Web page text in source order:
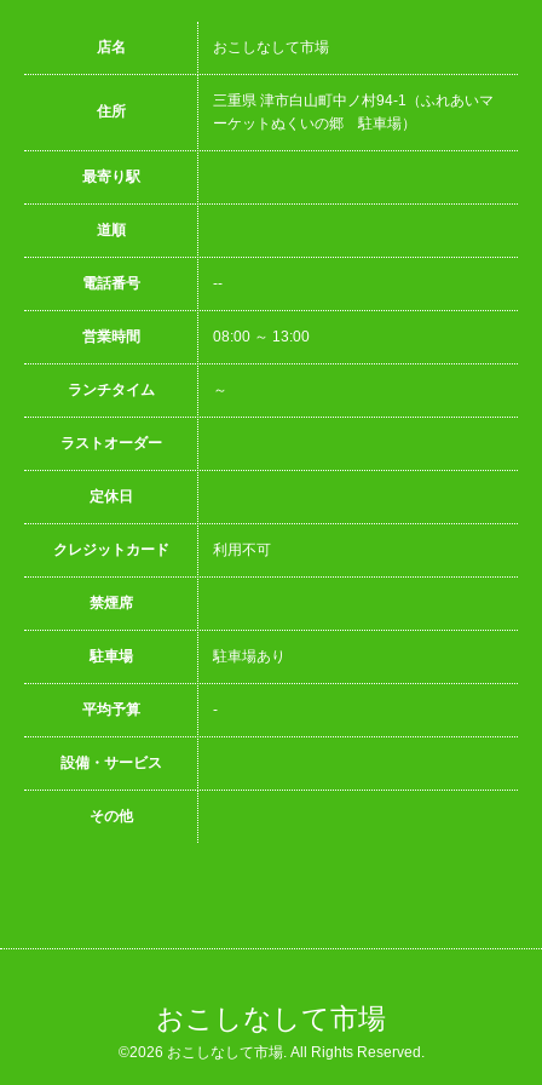
店名 おこしなして市場
住所
三重県 津市白山町中ノ村94-1（ふれあいマ
ーケットぬくいの郷 駐車場）
最寄り駅
道順
電話番号 --
営業時間 08:00 ～ 13:00
ランチタイム ～
ラストオーダー
定休日
クレジットカード 利用不可
禁煙席
駐車場 駐車場あり
平均予算 -
設備・サービス
その他
おこしなして市場
©2026 おこしなして市場. All Rights Reserved.